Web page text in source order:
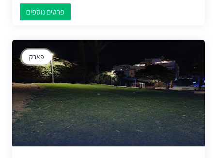
פרטים נוספים
פארק